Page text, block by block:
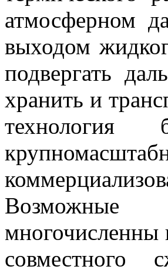
атмосферном
выходом
подвергать
хранить и
Возможные